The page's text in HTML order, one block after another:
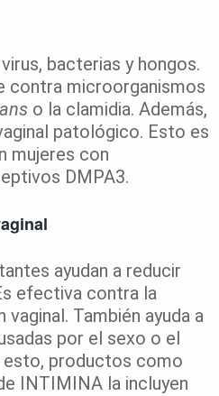
bacterias y hongos.
contra microorganismos
o la clamidia. Además,
patológico. Esto es
mujeres con
DMPA3.
ayudan a reducir
efectiva contra la
También ayuda a
por el sexo o el
esto, productos como
INTIMINA la incluyen